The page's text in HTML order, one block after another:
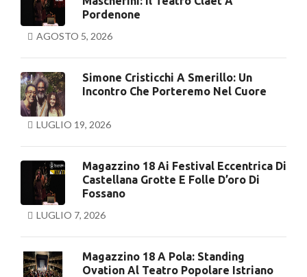
Pordenone
AGOSTO 5, 2026
Simone Cristicchi A Smerillo: Un
Incontro Che Porteremo Nel Cuore
LUGLIO 19, 2026
Magazzino 18 Ai Festival Eccentrica Di
Castellana Grotte E Folle D’oro Di
Fossano
LUGLIO 7, 2026
Magazzino 18 A Pola: Standing
Ovation Al Teatro Popolare Istriano